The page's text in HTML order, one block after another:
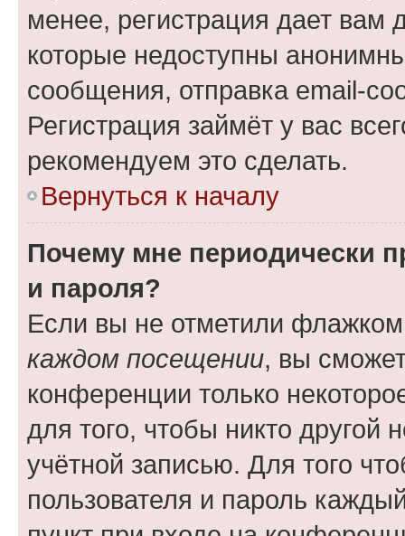
менее, регистрация дает вам
которые недоступны
сообщения, отправка email-
Регистрация займёт у вас
рекомендуем это сделать.
Вернуться к началу
Почему мне периодически
и пароля?
Если вы не отметили
каждом посещении, вы
конференции только
для того, чтобы никто другой
учётной записью. Для того
пользователя и пароль